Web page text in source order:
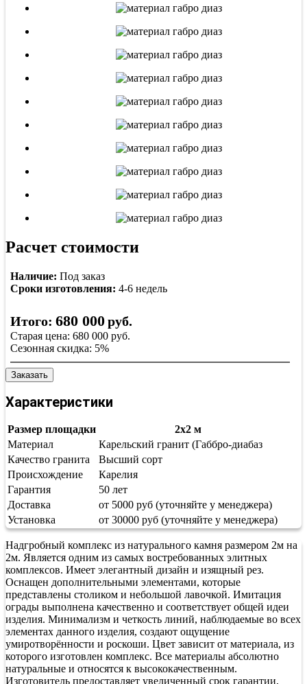
Расчет стоимости
Наличие: Под заказ
Сроки изготовления: 4-6 недель
Итого: 680 000руб.
Старая цена: 680 000 руб.
Сезонная скидка: 5%
Заказать
Характеристики
Размер площадки
2х2 м
Материал
Карельский гранит (Габбро-диабаз
Качество гранита
Высший сорт
Происхождение
Карелия
Гарантия
50 лет
Доставка
от 5000 руб (уточняйте у менеджера)
Установка
от 30000 руб (уточняйте у менеджера)
Надгробный комплекс из натурального камня размером 2м на
2м. Является одним из самых востребованных элитных
комплексов. Имеет элегантный дизайн и изящный рез.
Оснащен дополнительными элементами, которые
представлены столиком и небольшой лавочкой. Имитация
ограды выполнена качественно и соответствует общей идеи
изделия. Минимализм и четкость линий, наблюдаемые во всех
элементах данного изделия, создают ощущение
умиротворённости и роскоши. Цвет зависит от материала, из
которого изготовлен комплекс. Все материалы абсолютно
натуральные и относятся к высококачественным.
Изготовитель предоставляет увеличенный срок гарантии,